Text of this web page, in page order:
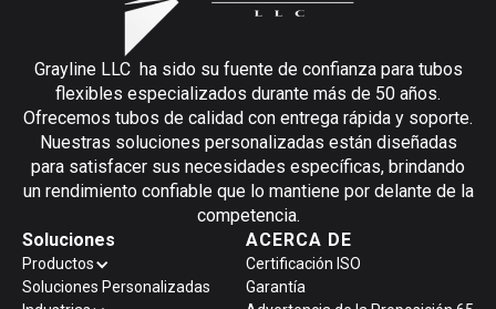
Grayline LLC ha sido su fuente de confianza para tubos
flexibles especializados durante más de 50 años.
Ofrecemos tubos de calidad con entrega rápida y soporte.
Nuestras soluciones personalizadas están diseñadas
para satisfacer sus necesidades específicas, brindando
un rendimiento confiable que lo mantiene por delante de la
competencia.
Soluciones
Productos
Soluciones Personalizadas
ACERCA DE
Certificación ISO
Garantía